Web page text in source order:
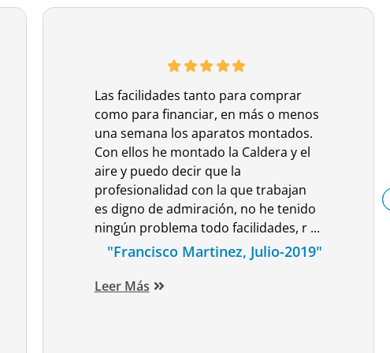
Las facilidades tanto para comprar
como para financiar, en más o menos
una semana los aparatos montados.
Con ellos he montado la Caldera y el
aire y puedo decir que la
profesionalidad con la que trabajan
es digno de admiración, no he tenido
ningún problema todo facilidades, r ...
"Francisco Martinez, Julio-2019"
Leer Más